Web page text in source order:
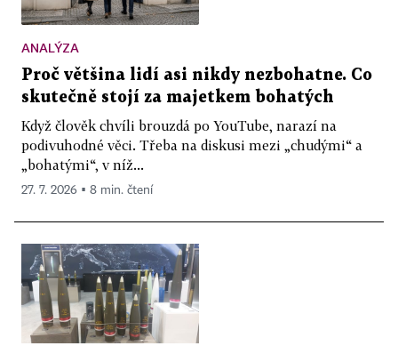
ANALÝZA
Proč většina lidí asi nikdy nezbohatne. Co
skutečně stojí za majetkem bohatých
Když člověk chvíli brouzdá po YouTube, narazí na
podivuhodné věci. Třeba na diskusi mezi „chudými“ a
„bohatými“, v níž...
27. 7. 2026 ▪ 8 min. čtení